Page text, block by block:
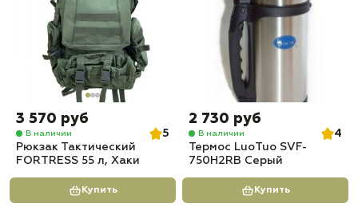
3 570 руб
В наличии
5
Рюкзак Тактический
FORTRESS 55 л, Хаки
Купить
2 730 руб
В наличии
4
Термос LuoTuo SVF-
750H2RB Серый
Купить